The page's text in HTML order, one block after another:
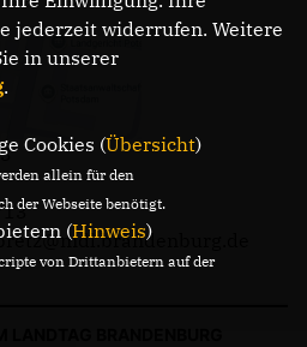
BRANDENBURG
jederzeit widerrufen. Weitere
in unserer
.
Cookies (Übersicht)
allein für den
der Webseite benötigt.
(Hinweis)
von Drittanbietern auf der